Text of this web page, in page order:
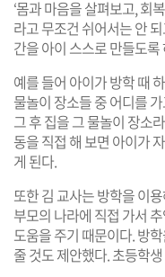
‘몸과 마음을 살펴보고, 회
라고 무조건 쉬어서는 안
간을 아이 스스로 만들도
예를 들어 아이가 방학 때
물놀이 장소들 중 어디를
그 후 집을 그 물놀이 장소
동을 직접 해 보면 아이가
게 된다.
또한 김 교사는 방학을 이
부모의 나라에 직접 가서
도움을 주기 때문이다. 방
줄 것도 제안했다. 초등학